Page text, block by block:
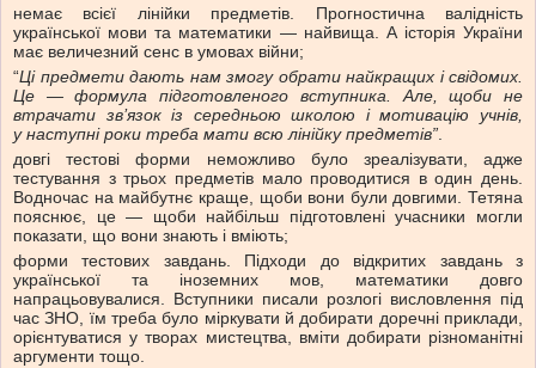
немає всієї лінійки предметів. Прогностична валідність
української мови та математики — найвища. А історія України
має величезний сенс в умовах війни;
“Ці предметидають нам змогу обрати найкращих і свідомих.
Це — формула підготовленого вступника. Але, щоби не
втрачати зв’язок із середньою школою і мотивацію учнів,
унаступніроки треба мати всю лінійку предметів”.
довгі тестові форми неможливо було зреалізувати, адже
тестування з трьох предметів мало проводитися в один день.
Водночас на майбутнє краще, щоби вони були довгими. Тетяна
пояснює, це — щоби найбільш підготовлені учасники могли
показати, що вони знають і вміють;
форми тестових завдань. Підходи до відкритих завдань з
української та іноземних мов, математики довго
напрацьовувалися. Вступники писали розлогі висловлення під
час ЗНО, їм треба було міркувати й добирати доречні приклади,
орієнтуватися у творах мистецтва, вміти добирати різноманітні
аргументи тощо.